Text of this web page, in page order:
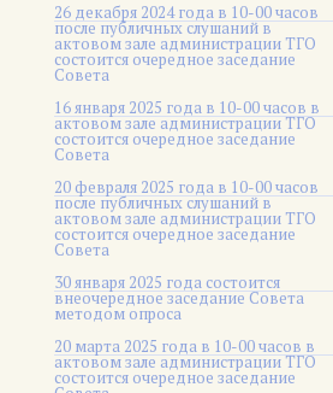
26 декабря 2024 года в 10-00 часов
после публичных слушаний в
актовом зале администрации ТГО
состоится очередное заседание
Совета
16 января 2025 года в 10-00 часов в
актовом зале администрации ТГО
состоится очередное заседание
Совета
20 февраля 2025 года в 10-00 часов
после публичных слушаний в
актовом зале администрации ТГО
состоится очередное заседание
Совета
30 января 2025 года состоится
внеочередное заседание Совета
методом опроса
20 марта 2025 года в 10-00 часов в
актовом зале администрации ТГО
состоится очередное заседание